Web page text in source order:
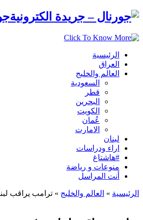
الرئيسية
العراق
العالم والخليج
السعودية
قطر
البحرين
الكويت
عُمان
الامارت
لبنان
اراء ودراسات
#هاشتاغ
منوعات و رياضة
أنت المراسل
الرئيسية » العالم والخليج » ترامب يراقب